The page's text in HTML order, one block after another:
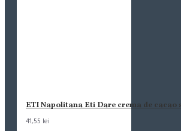
ETI Napolitana Eti Dare crema de
41,55 lei